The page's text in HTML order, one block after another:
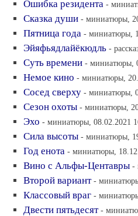
Ошибка резидента -
Сказка души - миниатюры,
Пятница года - миниатюры,
Эйяфьядлайёкюдль -
Суть времени - миниатюры,
Немое кино - миниатюры,
Сосед сверху - миниатюры,
Сезон охоты - миниатюры,
Эхо - миниатюры, 08.02.2021
Сила высоты - миниатюры,
Год енота - миниатюры,
Вино с Альфы-Центавры -
Второй вариант -
Классовый враг -
Двести пятьдесят -